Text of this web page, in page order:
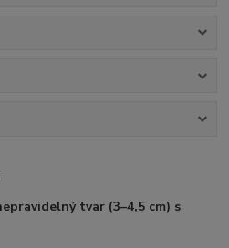
tvar (3–4,5 cm) s